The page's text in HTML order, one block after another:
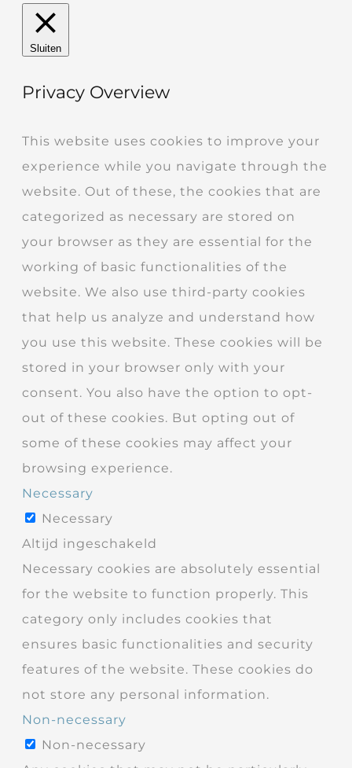
Sluiten
Privacy Overview
This website uses cookies to improve your
experience while you navigate through the
website. Out of these, the cookies that are
categorized as necessary are stored on
your browser as they are essential for the
working of basic functionalities of the
website. We also use third-party cookies
that help us analyze and understand how
you use this website. These cookies will be
stored in your browser only with your
consent. You also have the option to opt-
out of these cookies. But opting out of
some of these cookies may affect your
browsing experience.
Necessary
Necessary
Altijd ingeschakeld
Necessary cookies are absolutely essential
for the website to function properly. This
category only includes cookies that
ensures basic functionalities and security
features of the website. These cookies do
not store any personal information.
Non-necessary
Non-necessary